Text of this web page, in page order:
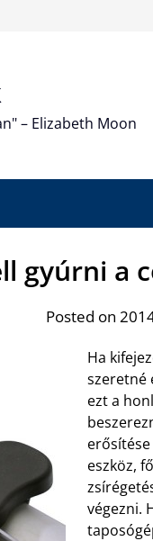
– Elizabeth Moon
gyúrni a
Posted on
Ha
szeretné
ezt a
eszköz,
végezni.